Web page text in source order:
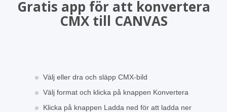
Gratis app för att konvertera
CMX till CANVAS
Välj eller dra och släpp CMX-bild
Välj format och klicka på knappen Konvertera
Klicka på knappen Ladda ned för att ladda ner